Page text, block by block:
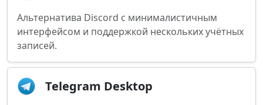
Альтернатива Discord с минималистичным
интерфейсом и поддержкой нескольких учётных
записей.
Telegram Desktop